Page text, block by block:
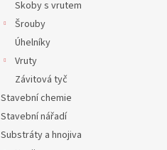
Skoby s vrutem
Šrouby
Úhelníky
Vruty
Závitová tyč
Stavební chemie
Stavební nářadí
Substráty a hnojiva